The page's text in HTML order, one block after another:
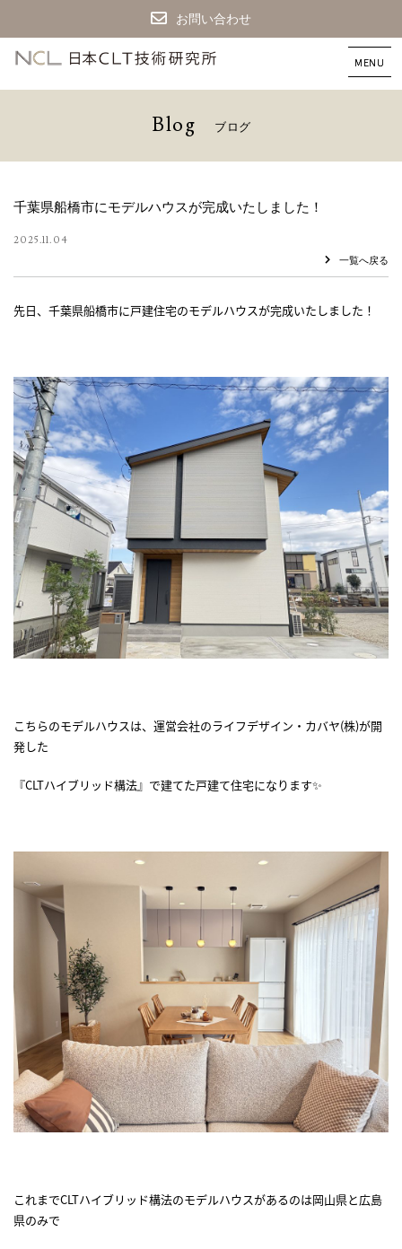
お問い合わせ
CLT
築
本
技
研
所
Blog ブ ロ グ
千葉県船橋市にモデルハウスが完成いたしました！
2025.11.04
一覧へ戻る
先日、千葉県船橋市に戸建住宅のモデルハウスが完成いたしました！
こちらのモデルハウスは、運営会社のライフデザイン・カバヤ(株)が開
発した
『CLTハイブリッド構法』で建てた戸建て住宅になります✨
これまでCLTハイブリッド構法のモデルハウスがあるのは岡山県と広島
県のみで